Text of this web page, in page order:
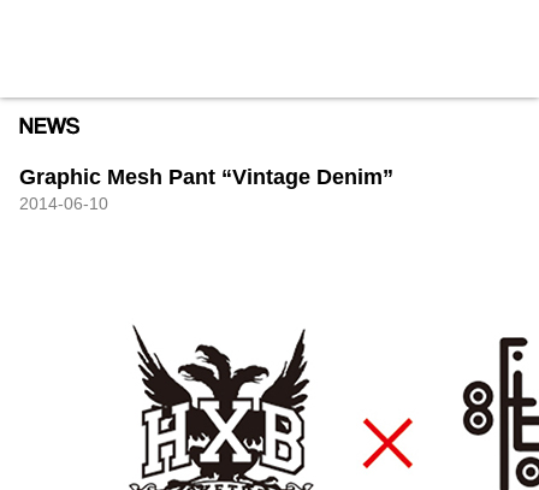
Graphic Mesh Pant “Vintage Denim”
2014-06-10